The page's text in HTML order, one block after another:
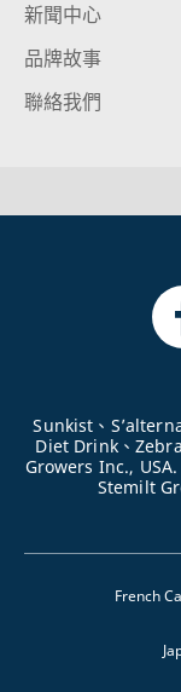
新聞中心
品牌故事
聯絡我們
Sunkist、
Diet Drink、
Growers Inc.,
Stemilt
French